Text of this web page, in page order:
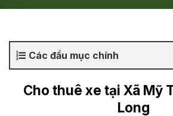
Các đầu mục chính
Cho thuê xe tại Xã Mỹ
Long